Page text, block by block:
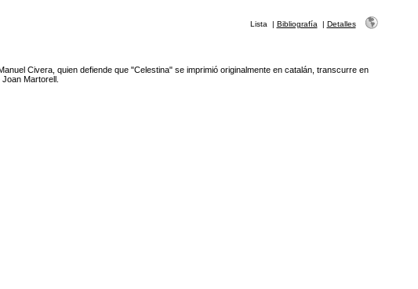
Lista | Bibliografía | Detalles
Civera, quien defiende que "Celestina" se imprimió originalmente en catalán, transcurre en
Martorell.